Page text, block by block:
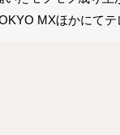
MXほかにてテ